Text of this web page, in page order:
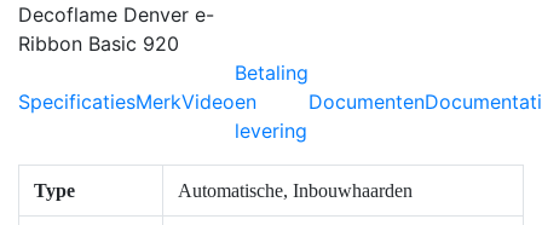
SpecificatiesMerkVideo
Betaling
en
levering
Documenten
Type Automatische, Inbouwhaarden